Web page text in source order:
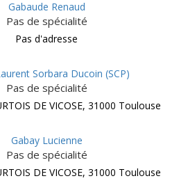
Gabaude Renaud
Pas de spécialité
Pas d'adresse
Sorbara Ducoin (SCP)
Pas de spécialité
DE VICOSE, 31000 Toulouse
Gabay Lucienne
Pas de spécialité
DE VICOSE, 31000 Toulouse